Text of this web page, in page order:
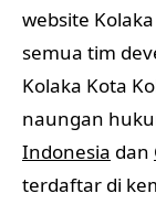
website
semua tim
Kolaka Kota
naungan
Indonesia dan
terdaftar di